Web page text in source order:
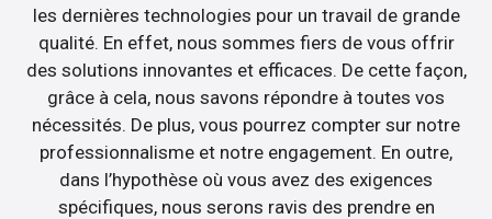
les dernières technologies pour un travail de grande
qualité. En effet, nous sommes fiers de vous offrir
des solutions innovantes et efficaces. De cette façon,
grâce à cela, nous savons répondre à toutes vos
nécessités. De plus, vous pourrez compter sur notre
professionnalisme et notre engagement. En outre,
dans l’hypothèse où vous avez des exigences
spécifiques, nous serons ravis des prendre en